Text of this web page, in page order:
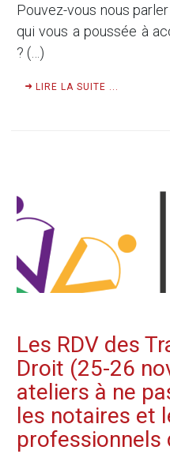
Pouvez-vous nous
qui vous a poussée à
? (…)
LIRE LA SUITE ...
Les RDV des
Droit (25-26
ateliers à ne
les notaires et
professionnels